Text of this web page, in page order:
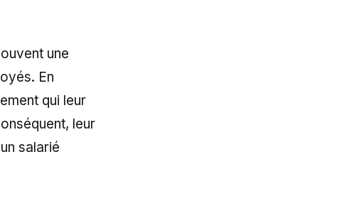
une
En
qui leur
leur
salarié